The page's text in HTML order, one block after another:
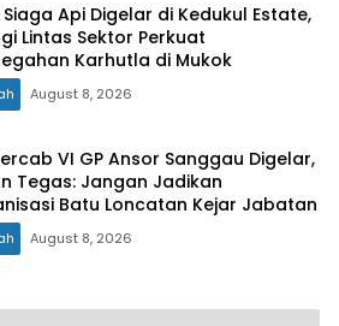
Api Digelar di Kedukul Estate,
Lintas Sektor Perkuat
Karhutla di Mukok
August 8, 2026
VI GP Ansor Sanggau Digelar,
Tegas: Jangan Jadikan
Batu Loncatan Kejar Jabatan
August 8, 2026